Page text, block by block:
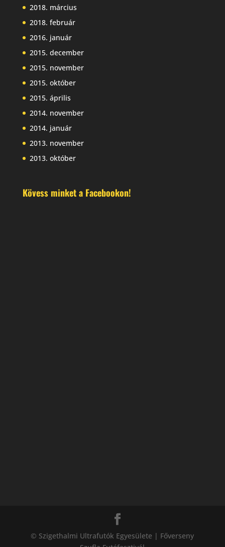
2018. március
2018. február
2016. január
2015. december
2015. november
2015. október
2015. április
2014. november
2014. január
2013. november
2013. október
Kövess minket a Facebookon!
© Szigethalmi Ultrafutók Egyesülete | Főverseny